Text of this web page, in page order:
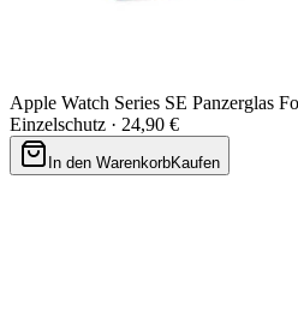
Apple Watch Series SE Panzerglas
Einzelschutz · 24,90 €
In den WarenkorbKaufen